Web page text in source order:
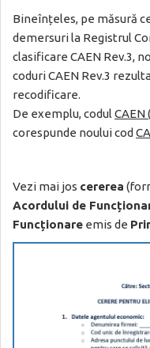
Bineînțeles, pe măsură
demersuri la Registrul
clasificare CAEN Rev.3,
coduri CAEN Rev.3
recodificare.
De exemplu, codul CAEN
corespunde noului cod
Vezi mai jos cererea
Acordului de
Funcționare emis de